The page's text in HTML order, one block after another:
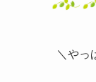
＼やっ